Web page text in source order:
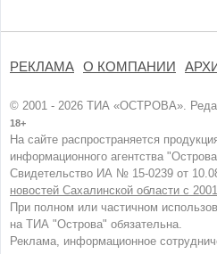
РЕКЛАМА О КОМПАНИИ
© 2001 - 2026 ТИА «ОСТРОВА».
18+
На сайте распространяется
информационного агентства
Свидетельство ИА № 15-0239 от
новостей Сахалинской области с
При полном или частичном
на ТИА "Острова" обязательна.
Реклама, информационное